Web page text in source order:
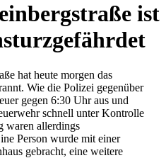
ist
hat heute morgen das
Wie die Polizei gegenüber
gegen 6:30 Uhr aus und
schnell unter Kontrolle
waren allerdings
Person wurde mit einer
gebracht, eine weitere